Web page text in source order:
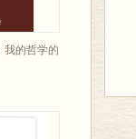
我的哲学的